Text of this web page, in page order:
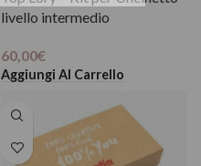
livello intermedio
60,00€
Aggiungi Al Carrello